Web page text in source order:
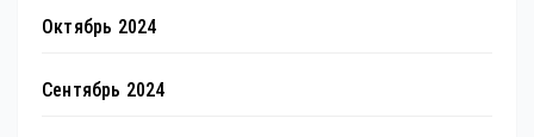
Октябрь 2024
Сентябрь 2024